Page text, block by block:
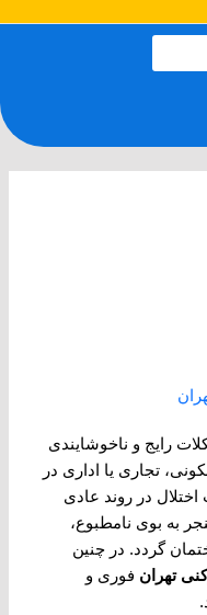
رایج و ناخوشایندی
تجاری یا اداری در
در روند عادی
به بوی نامطبوع،
گردد. در چنین
تهران فوری و